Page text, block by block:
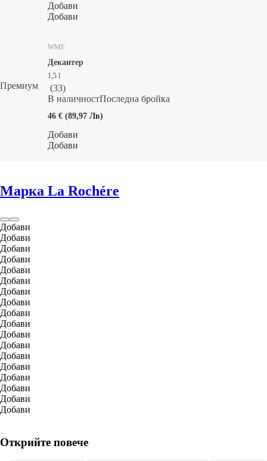
Добави
Добави
Премиум
WMF
Декантер
1,5 l
(33)
В наличностПоследна бройка
46 € (89,97 Лв)
Добави
Добави
Марка La Rochére
Добави
Добави
Добави
Добави
Добави
Добави
Добави
Добави
Добави
Добави
Добави
Добави
Добави
Добави
Добави
Добави
Добави
Добави
Открийте повече